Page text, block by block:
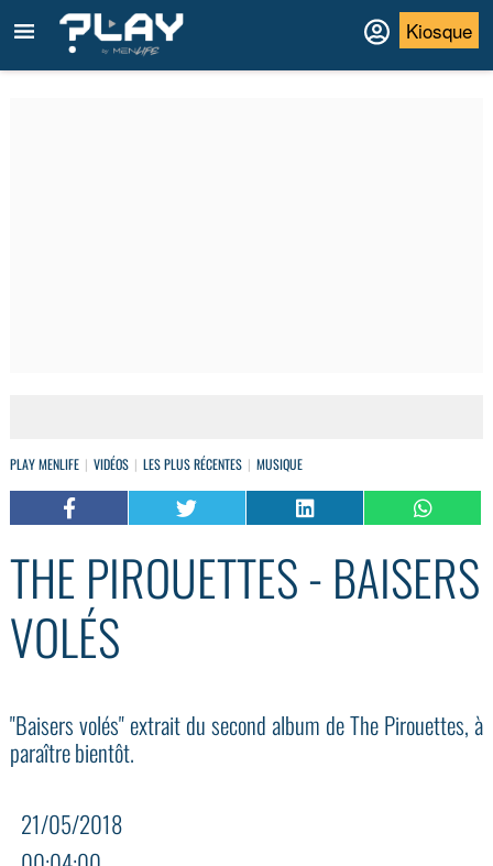
Kiosque
PLAY MENLIFE VIDÉOS LES PLUS RÉCENTES MUSIQUE
THE PIROUETTES - BAISERS
VOLÉS
"Baisers volés" extrait du second album de The Pirouettes, à
paraître bientôt.
21/05/2018